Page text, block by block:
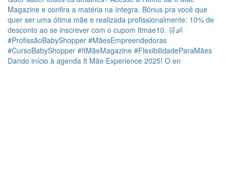
Dando início à agenda It Mãe Experience 2025! O en